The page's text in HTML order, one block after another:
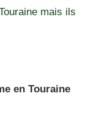
mais ils
en Touraine